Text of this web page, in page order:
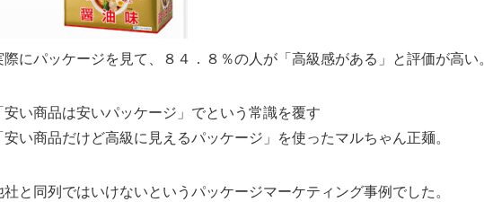
際にパッケージを見て、８４．８％の人が「高級感がある」と評価が高い。
安い商品は安いパッケージ」でという常識を覆す
安い商品だけど高級に見えるパッケージ」を使ったマルちゃん正麺。
社と同列ではいけないというパッケージマーケティング事例でした。